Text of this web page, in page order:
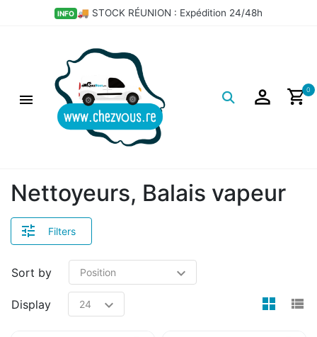
INFO 🚚 STOCK RÉUNION : Expédition 24/48h
0
Nettoyeurs, Balais vapeur
Filters
Sort by
Display
×